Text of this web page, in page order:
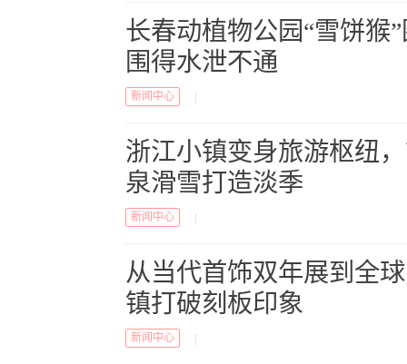
长春动植物公园“雪饼猴
围得水泄不通
新闻中心
浙江小镇变身旅游枢纽
泉滑雪打造淡季
新闻中心
从当代首饰双年展到全
镇打破刻板印象
新闻中心